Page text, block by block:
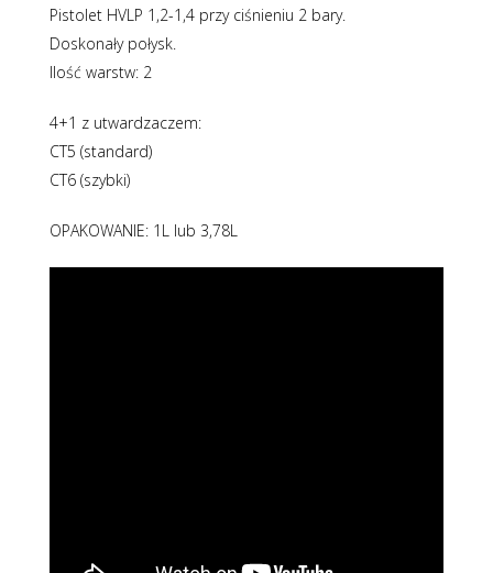
Pistolet HVLP 1,2-1,4 przy ciśnieniu 2 bary.
Doskonały połysk.
Ilość warstw: 2
4+1 z utwardzaczem:
CT5 (standard)
CT6 (szybki)
OPAKOWANIE: 1L lub 3,78L